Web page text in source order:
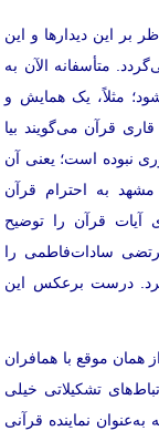
بر این دیدارها و این
متأسفانه الآن به
مثلاً، یک همایش و
قرآن می‌گویند بیا
نبوده است؛ یعنی آن
به احترام قرآن
آیات قرآن را توضیح
سادات‌فاطمی را
درست برعکس این
از همان موقع با همافران
تشکیلاتی خیلی
نماینده‌ قرآنی